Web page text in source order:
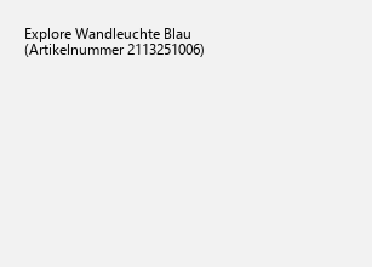
Explore Wandleuchte Blau
(Artikelnummer 2113251006)